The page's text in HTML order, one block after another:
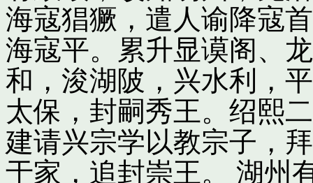
海寇猖獗，遣人谕降寇
海寇平。累升显谟阁、
和，浚湖陂，兴水利，
太保，封嗣秀王。绍熙
建请兴宗学以教宗子，
于家，追封崇王。 湖州